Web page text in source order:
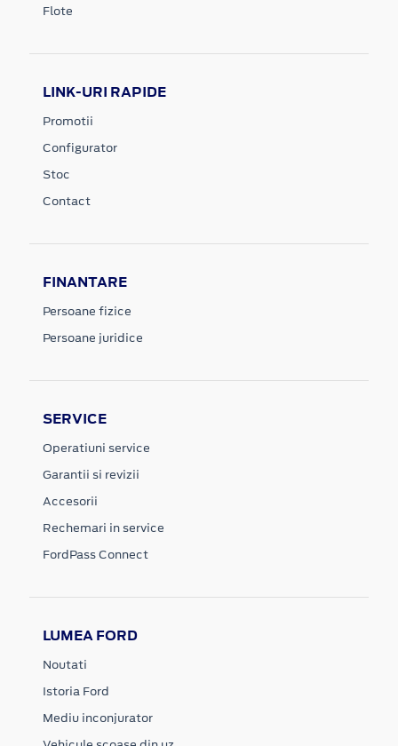
Flote
LINK-URI RAPIDE
Promotii
Configurator
Stoc
Contact
FINANTARE
Persoane fizice
Persoane juridice
SERVICE
Operatiuni service
Garantii si revizii
Accesorii
Rechemari in service
FordPass Connect
LUMEA FORD
Noutati
Istoria Ford
Mediu inconjurator